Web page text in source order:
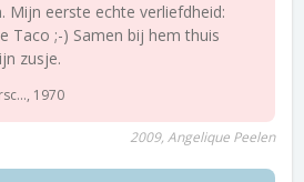
Mijn eerste echte verliefdheid:
Taco ;-) Samen bij hem thuis
zusje.
1970
2009, Angelique Peelen